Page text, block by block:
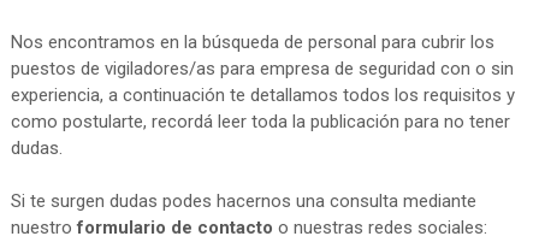
Nos encontramos en la búsqueda de personal para cubrir los
puestos de vigiladores/as para empresa de seguridad con o sin
experiencia, a continuación te detallamos todos los requisitos y
como postularte, recordá leer toda la publicación para no tener
dudas.
Si te surgen dudas podes hacernos una consulta mediante
nuestroformulario de contacto o nuestras redes sociales: